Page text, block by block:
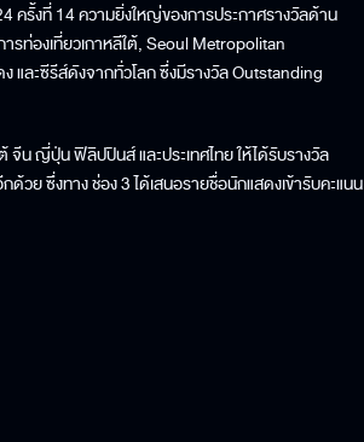
ครั้งที่ 14 ความยิ่งใหญ่ของการประกาศรางวัลด้าน
รท่องเที่ยวเกาหลีใต้, Seoul Metropolitan
และซีรีส์ดังจากทั่วโลก ซึ่งมีรางวัล Outstanding
น ญี่ปุ่น ฟิลิปปินส์ และประเทศไทย ให้ได้รับรางวัล
ย ซึ่งทาง ช่อง 3 ได้เสนอรายชื่อนักแสดงเข้ารับคะแนน